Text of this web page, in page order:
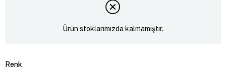
Ürün stoklarımızda kalmamıştır.
Renk